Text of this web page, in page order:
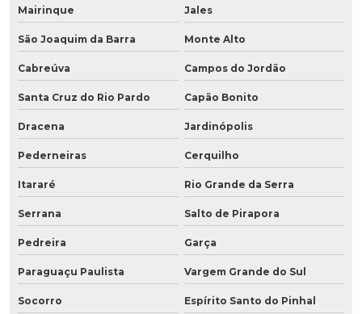
Mairinque Jales
São Joaquim da Barra Monte Alto
Cabreúva Campos do Jordão
Santa Cruz do Rio Pardo Capão Bonito
Dracena Jardinópolis
Pederneiras Cerquilho
Itararé Rio Grande da Serra
Serrana Salto de Pirapora
Pedreira Garça
Paraguaçu Paulista Vargem Grande do Sul
Socorro Espírito Santo do Pinhal